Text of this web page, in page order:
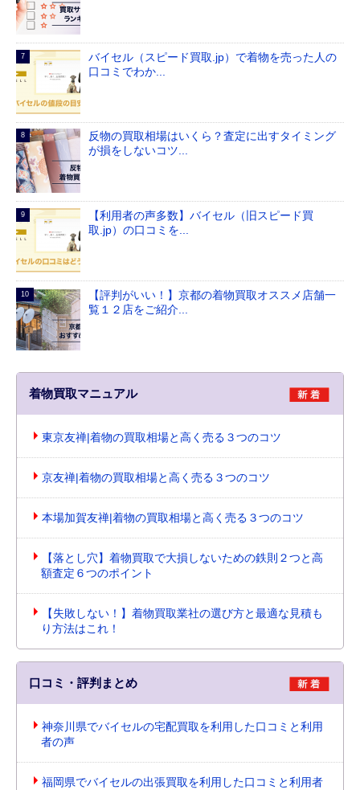
バイセル（スピード買取.jp）で着物を売った人の
口コミでわか...
反物の買取相場はいくら？査定に出すタイミング
が損をしないコツ...
【利用者の声多数】バイセル（旧スピード買
取.jp）の口コミを...
【評判がいい！】京都の着物買取オススメ店舗一
覧１２店をご紹介...
着物買取マニュアル
東京友禅|着物の買取相場と高く売る３つのコツ
京友禅|着物の買取相場と高く売る３つのコツ
本場加賀友禅|着物の買取相場と高く売る３つのコツ
【落とし穴】着物買取で大損しないための鉄則２つと高
額査定６つのポイント
【失敗しない！】着物買取業社の選び方と最適な見積も
り方法はこれ！
口コミ・評判まとめ
神奈川県でバイセルの宅配買取を利用した口コミと利用
者の声
福岡県でバイセルの出張買取を利用した口コミと利用者